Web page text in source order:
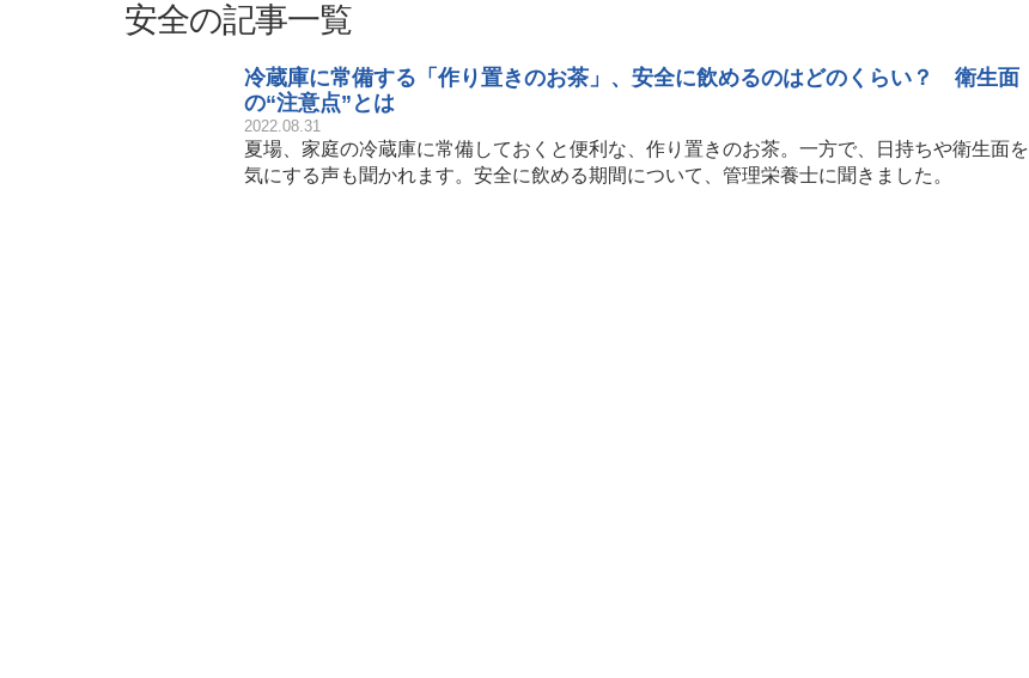
安全の記事一覧
冷蔵庫に常備する「作り置きのお茶」、安全に飲めるのはどのくらい？ 衛生面
の“注意点”とは
2022.08.31
夏場、家庭の冷蔵庫に常備しておくと便利な、作り置きのお茶。一方で、日持ちや衛生面を
気にする声も聞かれます。安全に飲める期間について、管理栄養士に聞きました。